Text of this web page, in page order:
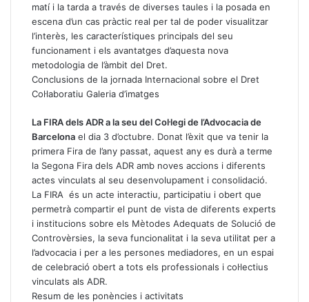
matí i la tarda a través de diverses taules i la posada en
escena d’un cas pràctic real per tal de poder visualitzar
l’interès, les característiques principals del seu
funcionament i els avantatges d’aquesta nova
metodologia de l’àmbit del Dret.
Conclusions de la jornada Internacional sobre el Dret
Col·laboratiu Galeria d’imatges
La FIRA dels ADR a la seu del Col·legi de l’Advocacia de
Barcelona el dia 3 d’octubre. Donat l’èxit que va tenir la
primera Fira de l’any passat, aquest any es durà a terme
la Segona Fira dels ADR amb noves accions i diferents
actes vinculats al seu desenvolupament i consolidació.
La FIRA és un acte interactiu, participatiu i obert que
permetrà compartir el punt de vista de diferents experts
i institucions sobre els Mètodes Adequats de Solució de
Controvèrsies, la seva funcionalitat i la seva utilitat per a
l’advocacia i per a les persones mediadores, en un espai
de celebració obert a tots els professionals i col·lectius
vinculats als ADR.
Resum de les ponències i activitats